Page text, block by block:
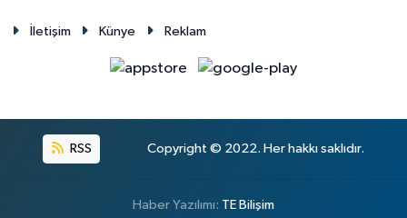
İletişim Künye Reklam
RSS Copyright © 2022. Her hakkı saklıdır.
Haber Yazılımı: TE Bilişim